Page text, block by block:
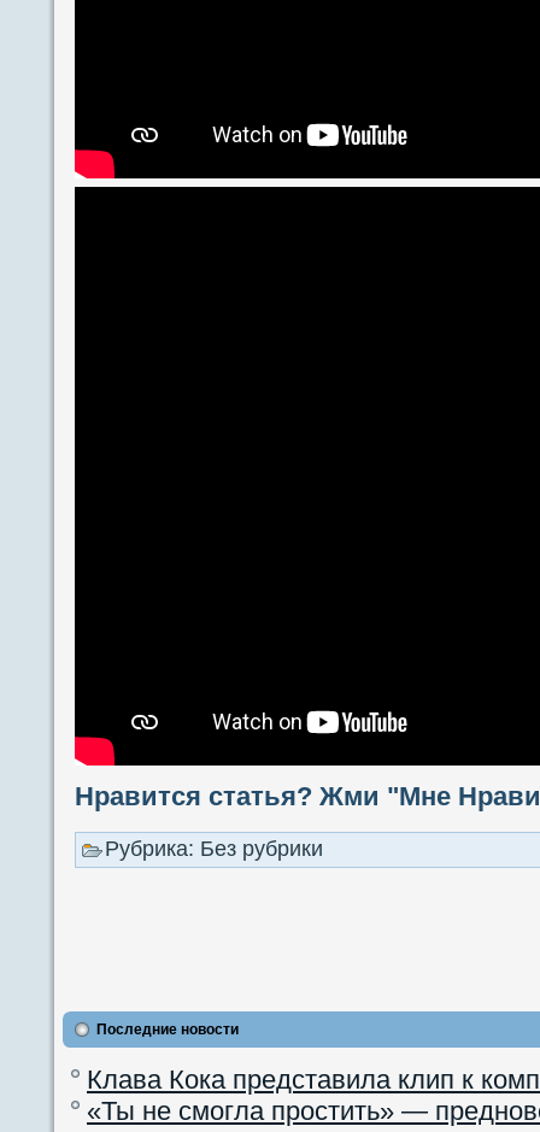
Нравится статья? Жми "Мне
Рубрика: Без рубрики
Последние новости
Клава Кока представила клип к
«Ты не смогла простить» —